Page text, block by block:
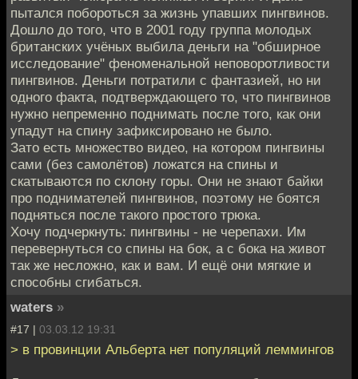
пытался побороться за жизнь упавших пингвинов.
Дошло до того, что в 2001 году группа молодых
британских учёных выбила деньги на "обширное
исследование" феноменальной неповоротливости
пингвинов. Деньги потратили с фантазией, но ни
одного факта, подтверждающего то, что пингвинов
нужно непременно поднимать после того, как они
упадут на спину зафиксировано не было.
Зато есть множество видео, на котором пингвины
сами (без самолётов) ложатся на спины и
скатываются по склону горы. Они не знают байки
про поднимателей пингвинов, поэтому не боятся
подняться после такого простого трюка.
Хочу подчеркнуть: пингвины - не черепахи. Им
перевернуться со спины на бок, а с бока на живот
так же несложно, как и вам. И ещё они мягкие и
способны сгибаться.
waters »
#17 | 03.03.12 19:31
> в провинции Альберта нет популяций леммингов